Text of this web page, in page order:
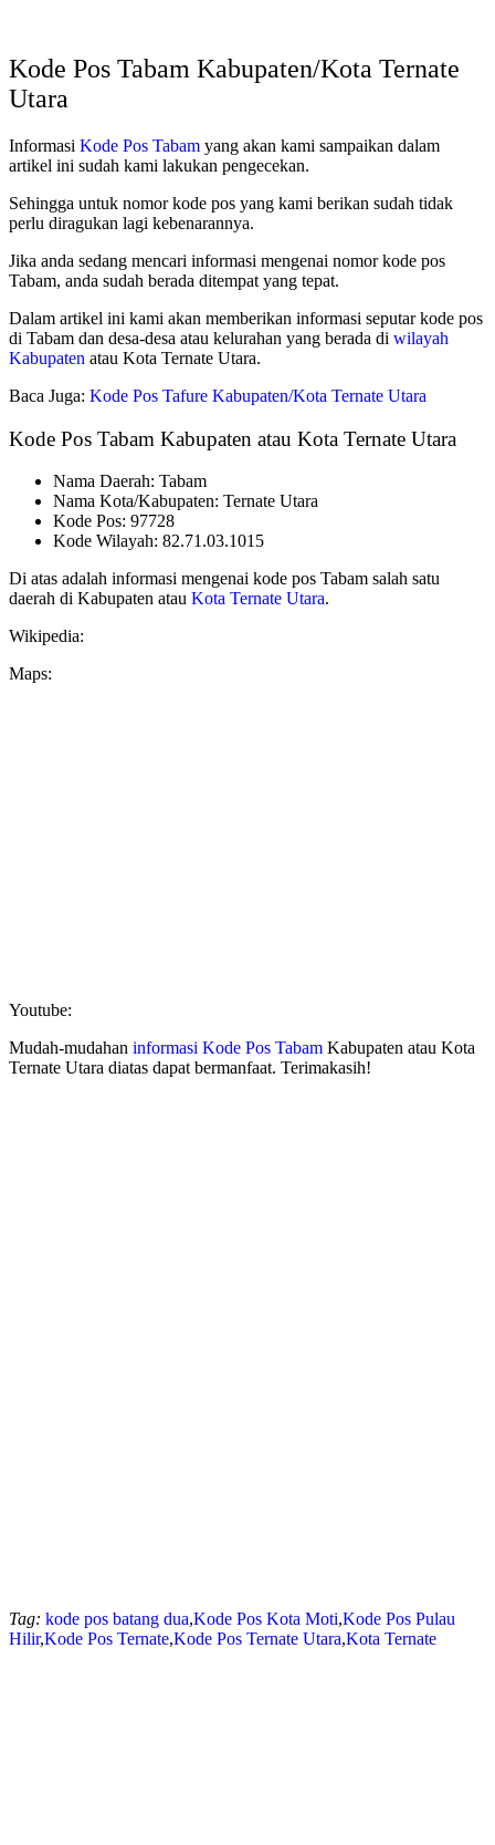
Kode Pos Tabam Kabupaten/Kota Ternate
Utara
Informasi Kode Pos Tabam yang akan kami sampaikan dalam
artikel ini sudah kami lakukan pengecekan.
Sehingga untuk nomor kode pos yang kami berikan sudah tidak
perlu diragukan lagi kebenarannya.
Jika anda sedang mencari informasi mengenai nomor kode pos
Tabam, anda sudah berada ditempat yang tepat.
Dalam artikel ini kami akan memberikan informasi seputar kode pos
di Tabam dan desa-desa atau kelurahan yang berada di wilayah
Kabupaten atau Kota Ternate Utara.
Baca Juga: Kode Pos Tafure Kabupaten/Kota Ternate Utara
Kode Pos Tabam Kabupaten atau Kota Ternate Utara
Nama Daerah: Tabam
Nama Kota/Kabupaten: Ternate Utara
Kode Pos: 97728
Kode Wilayah: 82.71.03.1015
Di atas adalah informasi mengenai kode pos Tabam salah satu
daerah di Kabupaten atau Kota Ternate Utara.
Wikipedia:
Maps:
Youtube:
Mudah-mudahan informasi Kode Pos Tabam Kabupaten atau Kota
Ternate Utara diatas dapat bermanfaat. Terimakasih!
Tag: kode pos batang dua,Kode Pos Kota Moti,Kode Pos Pulau
Hilir,Kode Pos Ternate,Kode Pos Ternate Utara,Kota Ternate